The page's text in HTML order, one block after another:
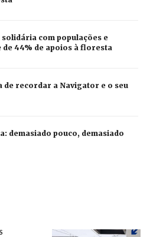
solidária com populações e
44% de apoios à floresta
de recordar a Navigator e o seu
demasiado pouco, demasiado